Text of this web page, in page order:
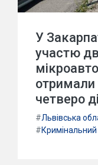
У
участю
отримали
четверо
#Львівська
#Кримінальний